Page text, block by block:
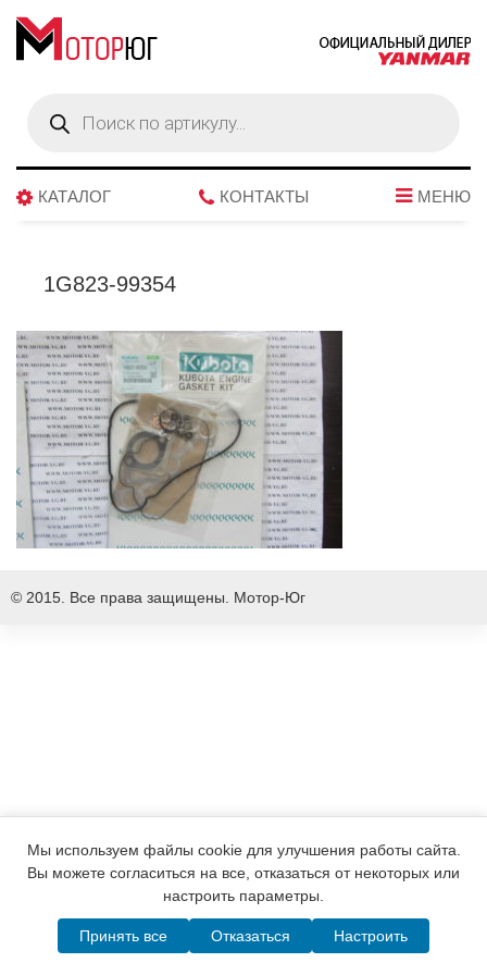
товаров
КАТАЛОГ КОНТАКТЫ МЕНЮ
1G823-99354
© 2015. Все права защищены. Мотор-Юг
Написать в MAX Telegram WhatsApp Позвонить
Мы используем файлы cookie для улучшения работы сайта.
Вы можете согласиться на все, отказаться от некоторых или
настроить параметры.
Принять все Отказаться Настроить